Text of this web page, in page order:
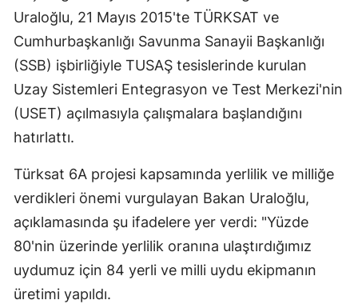
Uraloğlu, 21 Mayıs 2015'te TÜRKSAT ve
Cumhurbaşkanlığı Savunma Sanayii Başkanlığı
(SSB) işbirliğiyle TUSAŞ tesislerinde kurulan
Uzay Sistemleri Entegrasyon ve Test Merkezi'nin
(USET) açılmasıyla çalışmalara başlandığını
hatırlattı.
Türksat 6A projesi kapsamında yerlilik ve milliğe
verdikleri önemi vurgulayan Bakan Uraloğlu,
açıklamasında şu ifadelere yer verdi: "Yüzde
80'nin üzerinde yerlilik oranına ulaştırdığımız
uydumuz için 84 yerli ve milli uydu ekipmanın
üretimi yapıldı.